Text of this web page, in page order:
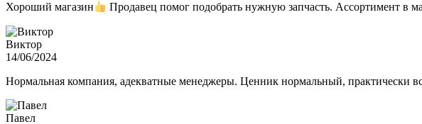
Хороший магазин Продавец помог подобрать нужную запчасть. Ассортимент в
Виктор
14/06/2024
Нормальная компания, адекватные менеджеры. Ценник нормальный, практически
Павел